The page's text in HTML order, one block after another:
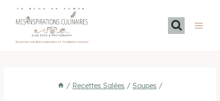
LE BLOG DE SAMAR
Recettes méditerranéennes et familiales maison
/ Recettes Salées / Soupes /